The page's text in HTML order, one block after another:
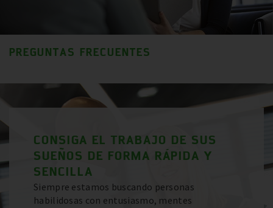
PREGUNTAS FRECUENTES
CONSIGA EL TRABAJO DE SUS
SUEÑOS DE FORMA RÁPIDA Y
SENCILLA
Siempre estamos buscando personas
habilidosas con entusiasmo, mentes